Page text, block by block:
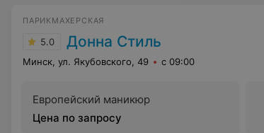
ПАРИКМАХЕРСКАЯ
5.0 Донна Стиль
Минск, ул. Якубовского, 49 с 09:00
Европейский маникюр
Цена по запросу